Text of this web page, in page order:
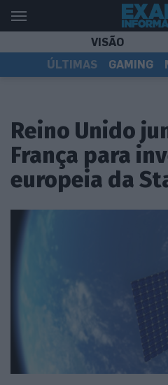
VISÃO
ÚLTIMAS
GAMING
Reino Unido
França para
europeia da